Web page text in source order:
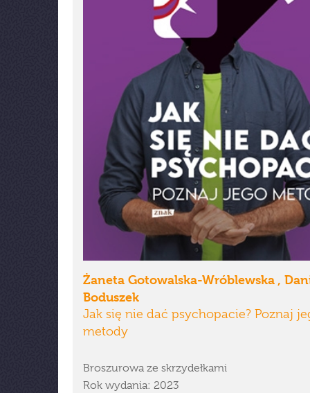
Żaneta Gotowalska-Wróblewska ,
Boduszek
Jak się nie dać psychopacie? Poznaj
metody
Broszurowa ze skrzydełkami
Rok wydania: 2023